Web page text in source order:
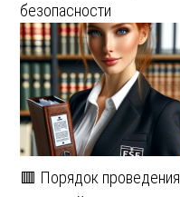
безопасности
🟥 Порядок проведения